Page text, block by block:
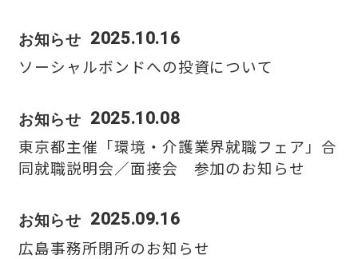
お知らせ 2025.10.16
ソーシャルボンドへの投資について
お知らせ 2025.10.08
東京都主催「環境・介護業界就職フェア」合
同就職説明会／面接会 参加のお知らせ
お知らせ 2025.09.16
広島事務所閉所のお知らせ